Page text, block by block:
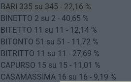
BARI 335 su 345 - 22,16 %
BINETTO 2 su 2 - 40,65 %
BITETTO 11 su 11 - 12,14 %
BITONTO 51 su 51 - 11,72 %
BITRITTO 11 su 11 - 27,69 %
CAPURSO 15 su 15 - 11,01 %
CASAMASSIMA 16 su 16 - 9,19 %